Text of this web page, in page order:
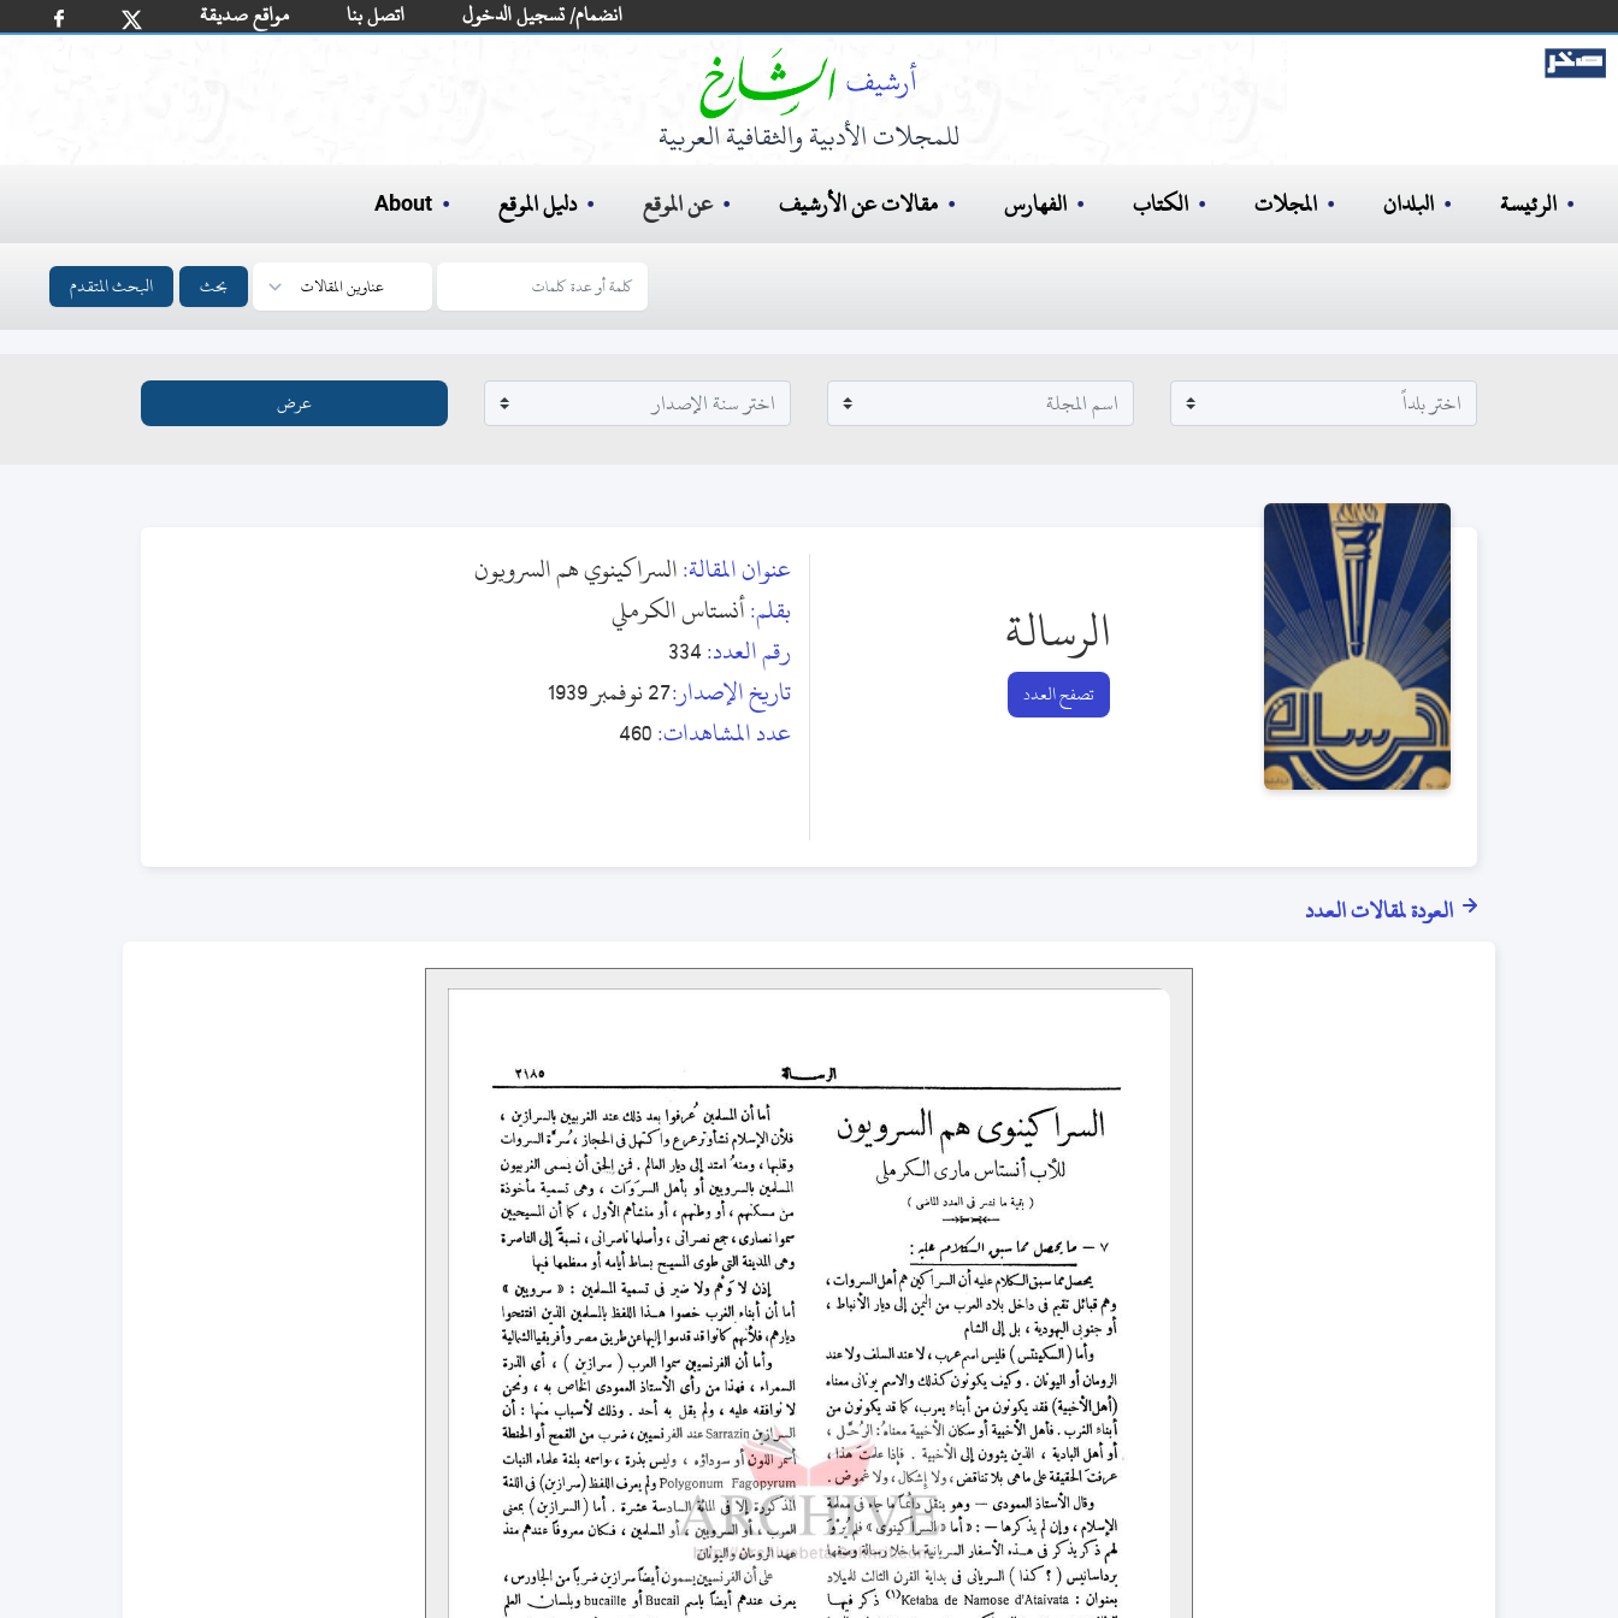
مواقع صديقة اتصل بنا انضمام/ تسجيل الدخول
للمجلات الأدبية والثقافية العربية
الرئيسة البلدان المجلات الكتاب الفهارس مقالات عن الأرشيف عن الموقع دليل الموقع About
بحث البحث المتقدم
الرسالة
تصفح العدد
عنوان المقالة:السراكينوي هم السرويون
بقلم:أنستاس الكرملي
رقم العدد:334
تاريخ الإصدار:27 نوفمبر 1939
عدد المشاهدات:460
العودة لمقالات العدد